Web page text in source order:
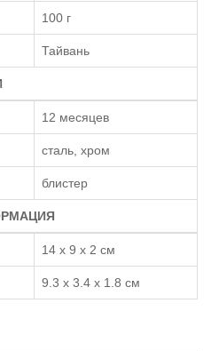
100 г
Тайвань
12 месяцев
сталь, хром
блистер
14 x 9 x 2 см
9.3 x 3.4 x 1.8 см